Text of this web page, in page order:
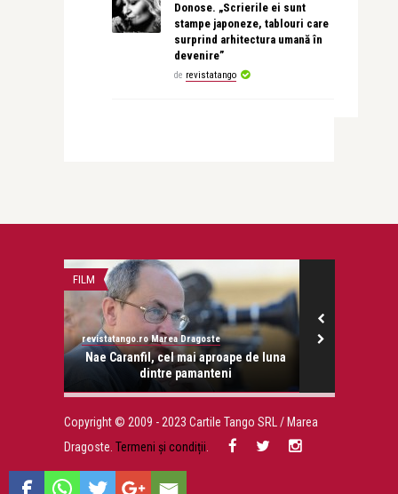
Donose. „Scrierile ei sunt
stampe japoneze, tablouri care
surprind arhitectura umană în
devenire”
de revistatango
FILM
revistatango.ro Marea Dragoste
Nae Caranfil, cel mai aproape de luna
dintre pamanteni
Copyright © 2009 - 2023 Cartile Tango SRL / Marea
Dragoste. Termeni și condiții